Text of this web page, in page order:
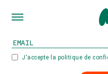
INSCRIVEZ-VOUS À
J'accepte la politique de